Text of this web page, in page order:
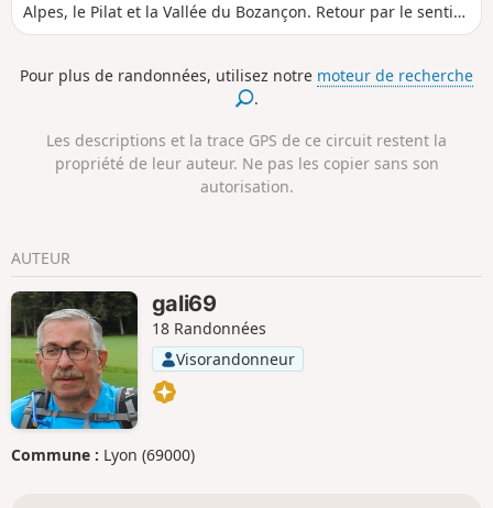
Alpes, le Pilat et la Vallée du Bozançon. Retour par le sentier
découverte et le chemin de ronde du village médiéval de
Pour plus de randonnées, utilisez notre moteur de recherche
.
Les descriptions et la trace GPS de ce circuit restent la
propriété de leur auteur. Ne pas les copier sans son
autorisation.
AUTEUR
gali69
18 Randonnées
Visorandonneur
Commune : Lyon (69000)